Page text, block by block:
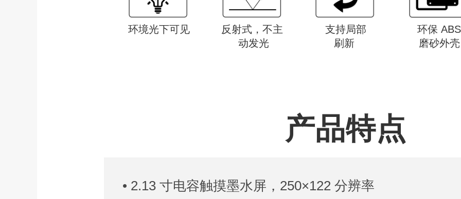
环境光下可见
反射式，不主
动发光
支持局部
刷新
环保 ABS
磨砂外壳
产品特点
• 2.13 寸电容触摸墨水屏，250×122 分辨率